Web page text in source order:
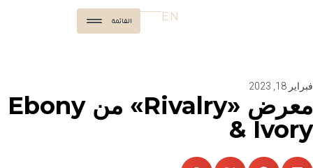
EN القائمة
فبراير 18, 2023
معرض «Rivalry» من Ebony
& Ivory